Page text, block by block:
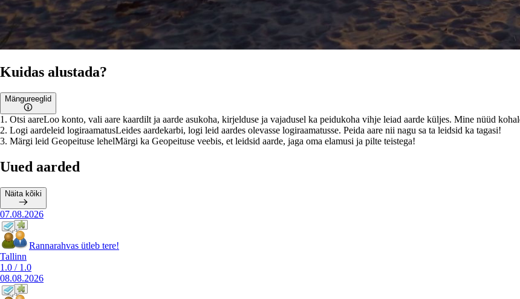
Kuidas alustada?
Mängureeglid
1 . Otsi aareLoo konto, vali aare kaardilt ja aarde asukoha, kirjelduse ja vajadusel ka peidukoha vihje leiad aarde küljes. Mine nüüd
2. Logi aardeleid logiraamatusLeides aardekarbi, logi leid aardes olevasse logiraamatusse. Peida aare nii nagu sa ta leidsid ka tagasi!
3. Märgi leid Geopeituse lehelMärgi ka Geopeituse veebis, et leidsid aarde, jaga oma elamusi ja pilte teistega!
Uued aarded
Näita kõiki
07.08.2026
Rannarahvas ütleb tere!
Tallinn
1.0 / 1.0
08.08.2026